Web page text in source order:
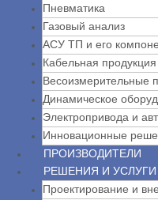
Пневматика
Газовый анализ
АСУ ТП и его
Кабельная продукция
Весоизмерительные
Динамическое
Электропривода и
Инновационные
ПРОИЗВОДИТЕЛИ
РЕШЕНИЯ И УСЛУГИ
Проектирование и